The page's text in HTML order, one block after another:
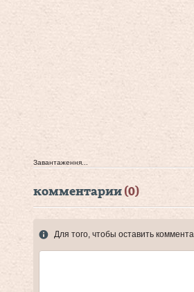
Завантаження...
комментарии (0)
Для того, чтобы оставить